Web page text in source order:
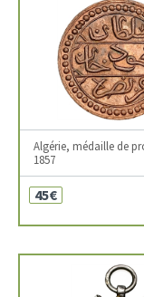
Algérie, médaille de
1857
45€